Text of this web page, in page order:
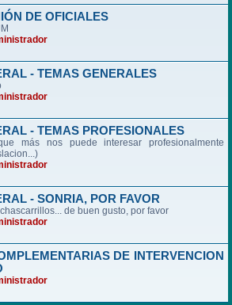
DE OFICIALES
- TEMAS GENERALES
- TEMAS PROFESIONALES
más nos puede interesar profesionalmente
- SONRIA, POR FAVOR
de buen gusto, por favor
DE INTERVENCION